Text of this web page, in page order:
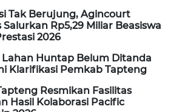
Tak Berujung, Agincourt
Salurkan Rp5,29 Miliar Beasiswa
2026
Huntap Belum Ditanda
Klarifikasi Pemkab Tapteng
Resmikan Fasilitas
Hasil Kolaborasi Pacific